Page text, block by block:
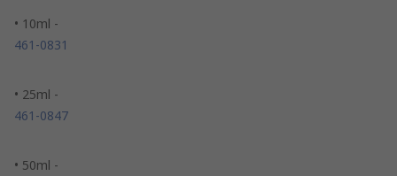
• 10ml -
461-0831
• 25ml -
461-0847
• 50ml -